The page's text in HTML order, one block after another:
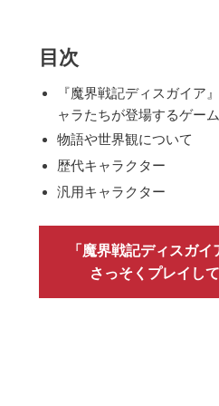
目次
『魔界戦記ディスガイア
ャラたちが登場するゲー
物語や世界観について
歴代キャラクター
汎用キャラクター
「魔界戦記ディスガイ
さっそくプレイし